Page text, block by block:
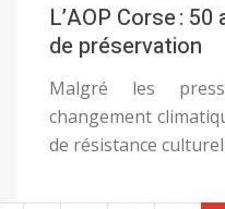
L’AOP Corse :
de préservation
Malgré les
changement
de résistance